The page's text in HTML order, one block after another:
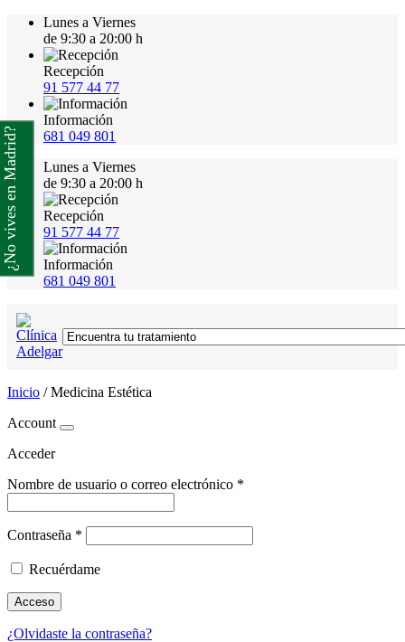
Lunes a Viernes
de 9:30 a 20:00 h
Recepción
91 577 44 77
Información
681 049 801
Lunes a Viernes
de 9:30 a 20:00 h
Recepción
91 577 44 77
Información
681 049 801
Inicio /Medicina Estética
Account
Acceder
Nombre de usuario o correo electrónico *
Contraseña *
Recuérdame
Acceso
¿Olvidaste la contraseña?
¿No vives en Madrid?